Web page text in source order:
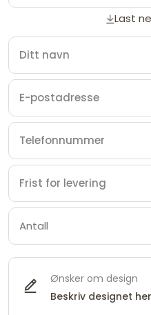
Last
Ønsker om design